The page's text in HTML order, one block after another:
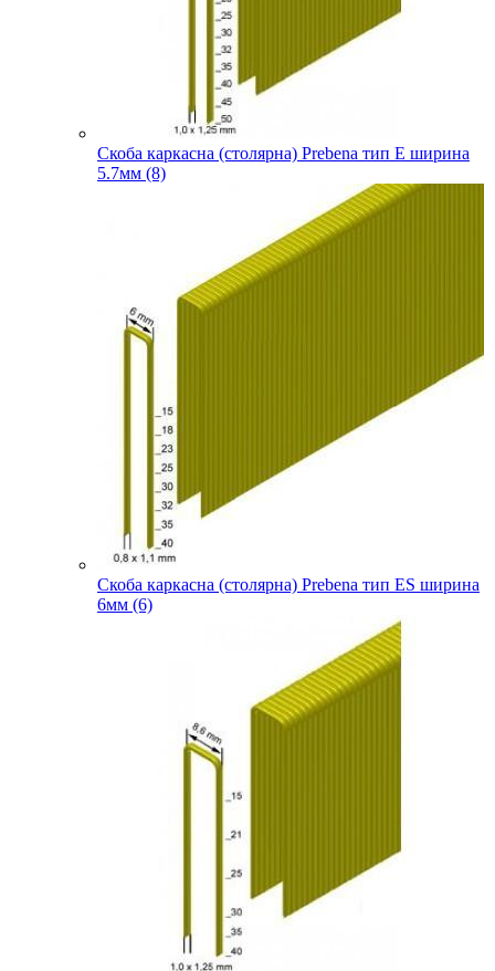
Скоба каркасна (столярна) Prebena тип E ширина
5.7мм (8)
Скоба каркасна (столярна) Prebena тип ES ширина
6мм (6)